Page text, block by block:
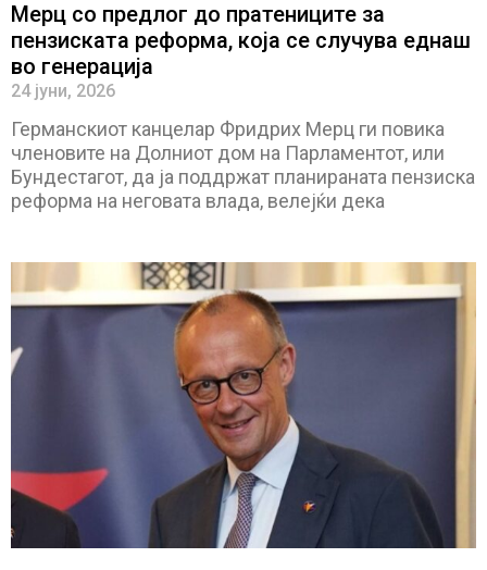
Мерц со предлог до пратениците за
пензиската реформа, која се случува еднаш
во генерација
24 јуни, 2026
Германскиот канцелар Фридрих Мерц ги повика
членовите на Долниот дом на Парламентот, или
Бундестагот, да ја поддржат планираната пензиска
реформа на неговата влада, велејќи дека